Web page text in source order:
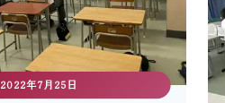
2022年7月25日